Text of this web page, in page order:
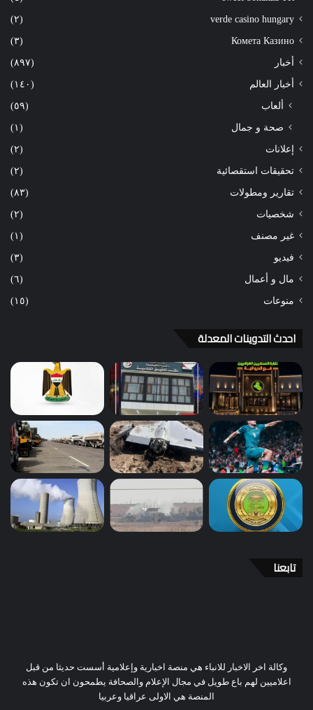
verde casino hungary (٢)
Комета Казино (٣)
أخبار (٨٩٧)
أخبار العالم (١٤٠)
ألعاب
(٥٩)
صحة و جمال
(١)
إعلانات (٢)
تحقيقات استقصائية (٢)
تقارير ومطولات (٨٣)
شخصيات (٢)
غير مصنف (١)
فيديو (٣)
مال و أعمال (٦)
منوعات (١٥)
احدث التدوينات المعدلة
تابعنا
وكالة اخر الاخبار للانباء هي منصة اخبارية وإعلامية أسست حديثا من قبل
اعلاميين لهم باع طويل في مجال الإعلام والصحافة يطمحون ان تكون هذه
المنصة هي الاولى عراقيا وعربيا